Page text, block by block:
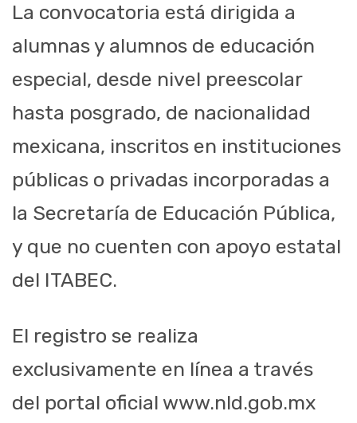
La convocatoria está dirigida a
alumnas y alumnos de educación
especial, desde nivel preescolar
hasta posgrado, de nacionalidad
mexicana, inscritos en instituciones
públicas o privadas incorporadas a
la Secretaría de Educación Pública,
y que no cuenten con apoyo estatal
del ITABEC.
El registro se realiza
exclusivamente en línea a través
del portal oficial www.nld.gob.mx